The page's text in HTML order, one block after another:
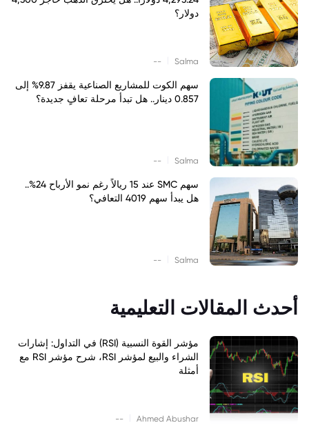
دولار؟
Salma
--
سهم الكوت للمشاريع الصناعية يقفز 9.87% إلى
0.857 دينار.. هل تبدأ مرحلة تعافٍ جديدة؟
Salma
--
سهم SMC عند 15 ريالاً رغم نمو الأرباح 24%..
هل يبدأ سهم 4019 التعافي؟
Salma
--
أحدث المقالات التعليمية
مؤشر القوة النسبية (RSI) في التداول: إشارات
الشراء والبيع لمؤشر RSI، شرح مؤشر RSI مع
أمثلة
Ahmed Abushar
--